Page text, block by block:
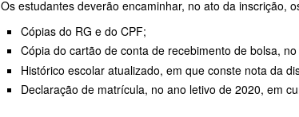
Os estudantes deverão encaminhar, no ato da inscrição,
Cópias do RG e do CPF;
Cópia do cartão de conta de recebimento de bolsa,
Histórico escolar atualizado, em que conste nota da
Declaração de matrícula, no ano letivo de 2020, em